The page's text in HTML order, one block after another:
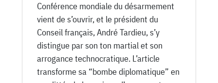
Conférence mondiale du désarmement
vient de s’ouvrir, et le président du
Conseil français, André Tardieu, s’y
distingue par son ton martial et son
arrogance technocratique. L’article
transforme sa “bombe diplomatique” en